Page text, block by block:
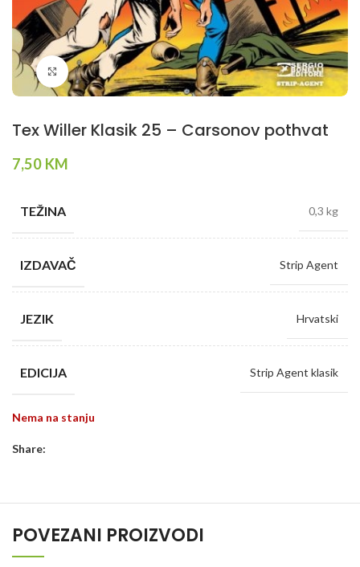
Klikni da povečaš
Tex Willer Klasik 25 – Carsonov pothvat
7,50 KM
TEŽINA 0,3 kg
IZDAVAČ Strip Agent
JEZIK Hrvatski
EDICIJA Strip Agent klasik
Nema na stanju
Share:
POVEZANI PROIZVODI